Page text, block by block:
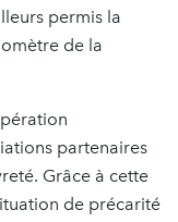
permis la
de la
partenaires
Grâce à cette
de précarité